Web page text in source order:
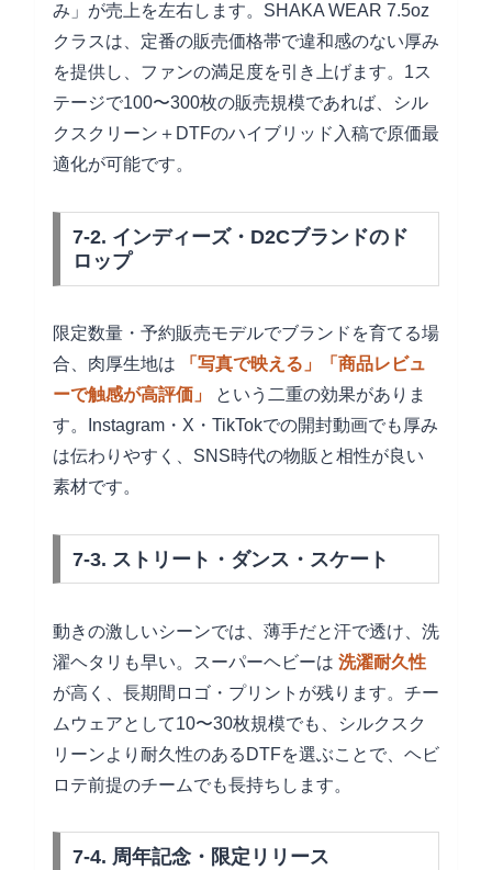
み」が売上を左右します。SHAKA WEAR 7.5oz
クラスは、定番の販売価格帯で違和感のない厚み
を提供し、ファンの満足度を引き上げます。1ス
テージで100〜300枚の販売規模であれば、シル
クスクリーン＋DTFのハイブリッド入稿で原価最
適化が可能です。
7-2. インディーズ・D2Cブランドのド
ロップ
限定数量・予約販売モデルでブランドを育てる場
合、肉厚生地は
「写真で映える」「商品レビュ
ーで触感が高評価」
という二重の効果がありま
す。Instagram・X・TikTokでの開封動画でも厚み
は伝わりやすく、SNS時代の物販と相性が良い
素材です。
7-3. ストリート・ダンス・スケート
動きの激しいシーンでは、薄手だと汗で透け、洗
濯ヘタリも早い。スーパーヘビーは 洗濯耐久性
が高く、長期間ロゴ・プリントが残ります。チー
ムウェアとして10〜30枚規模でも、シルクスク
リーンより耐久性のあるDTFを選ぶことで、ヘビ
ロテ前提のチームでも長持ちします。
7-4. 周年記念・限定リリース